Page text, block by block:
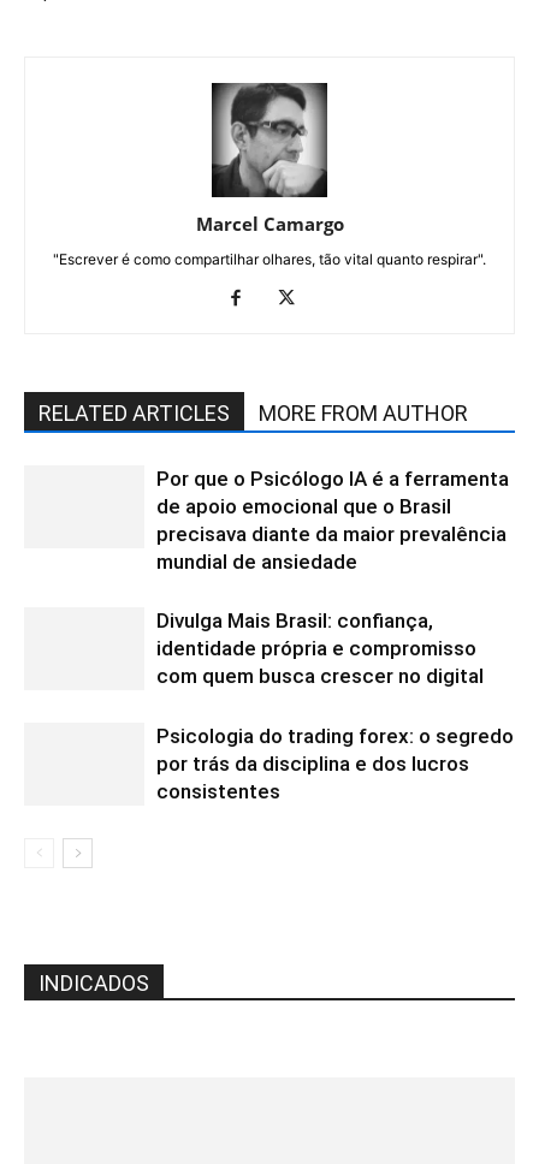
Marcel Camargo
"Escrever é como compartilhar olhares, tão vital quanto respirar".
RELATED ARTICLES MORE FROM AUTHOR
Por que o Psicólogo IA é a ferramenta
de apoio emocional que o Brasil
precisava diante da maior prevalência
mundial de ansiedade
Divulga Mais Brasil: confiança,
identidade própria e compromisso
com quem busca crescer no digital
Psicologia do trading forex: o segredo
por trás da disciplina e dos lucros
consistentes
INDICADOS